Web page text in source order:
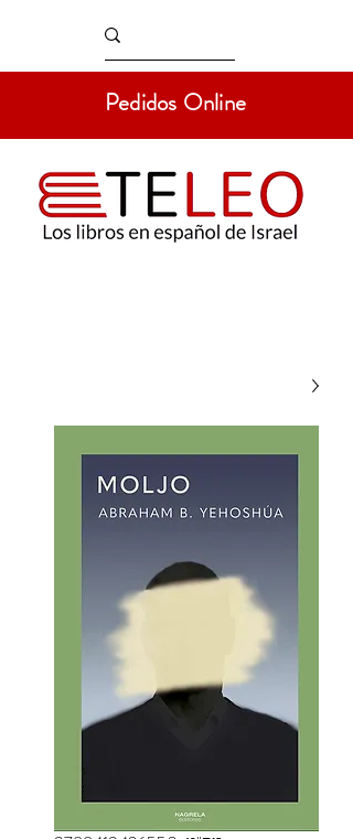
Pedidos Online